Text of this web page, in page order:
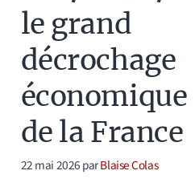
le grand
décrochage
économique
de la France
22 mai 2026parBlaise Colas